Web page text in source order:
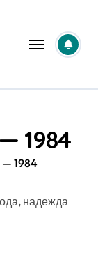
1984
1984
надежда